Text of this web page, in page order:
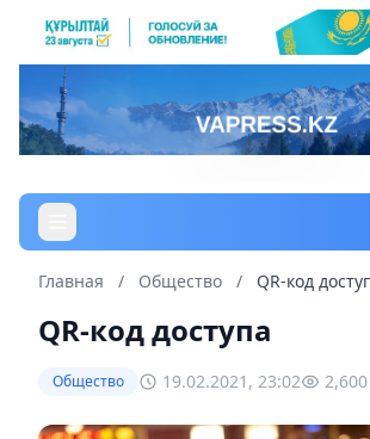
Главная / Общество / QR-код
QR-код доступа
Общество 19.02.2021, 23:02 2,600